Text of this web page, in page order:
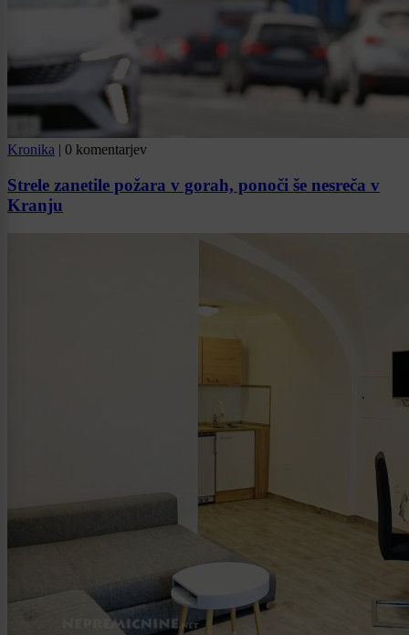
Kronika | 0 komentarjev
Strele zanetile požara v gorah, ponoči še nesreča v
Kranju